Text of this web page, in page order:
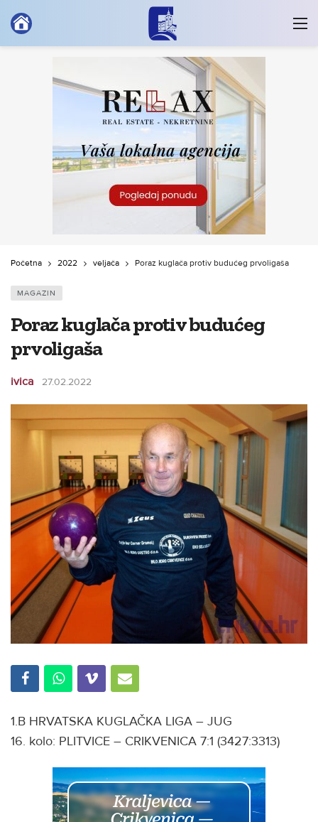
Početna 2022 veljača Poraz kuglača protiv budućeg prvoligaša
MAGAZIN
Poraz kuglača protiv budućeg
prvoligaša
ivica 27.02.2022
1.B HRVATSKA KUGLAČKA LIGA – JUG
16. kolo: PLITVICE – CRIKVENICA 7:1 (3427:3313)